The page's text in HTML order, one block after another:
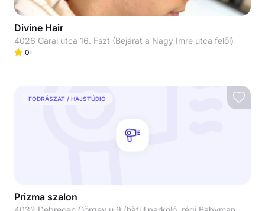
Divine Hair
4026 Garai utca 16. Fszt (Bejárat a Nagy Imre utca felől)
0
FODRÁSZAT / HAJSTÚDIÓ
Prizma szalon